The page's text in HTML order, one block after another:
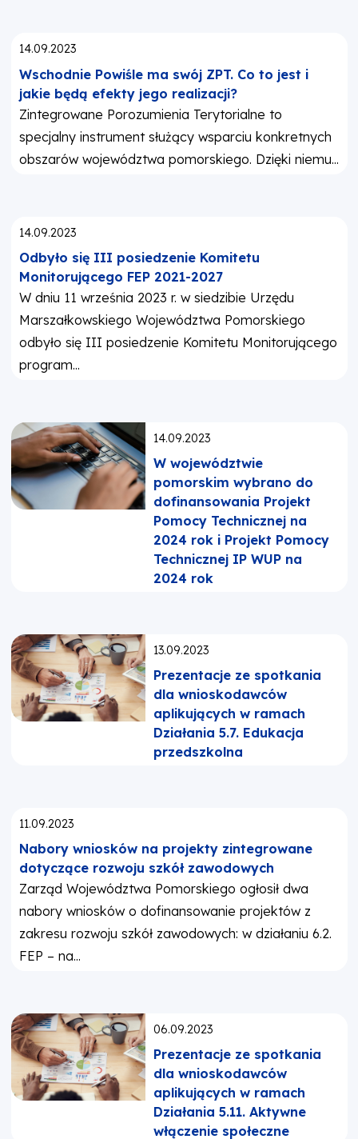
Opublikowano:
14.09.2023
Wschodnie Powiśle ma swój ZPT. Co to jest i
jakie będą efekty jego realizacji?
Zintegrowane Porozumienia Terytorialne to
specjalny instrument służący wsparciu konkretnych
obszarów województwa pomorskiego. Dzięki niemu...
Opublikowano:
14.09.2023
Odbyło się III posiedzenie Komitetu
Monitorującego FEP 2021-2027
W dniu 11 września 2023 r. w siedzibie Urzędu
Marszałkowskiego Województwa Pomorskiego
odbyło się III posiedzenie Komitetu Monitorującego
program...
Opublikowano:
14.09.2023
W województwie
pomorskim wybrano do
dofinansowania Projekt
Pomocy Technicznej na
2024 rok i Projekt Pomocy
Technicznej IP WUP na
2024 rok
Opublikowano:
13.09.2023
Prezentacje ze spotkania
dla wnioskodawców
aplikujących w ramach
Działania 5.7. Edukacja
przedszkolna
Opublikowano:
11.09.2023
Nabory wniosków na projekty zintegrowane
dotyczące rozwoju szkół zawodowych
Zarząd Województwa Pomorskiego ogłosił dwa
nabory wniosków o dofinansowanie projektów z
zakresu rozwoju szkół zawodowych: w działaniu 6.2.
FEP – na...
Opublikowano:
06.09.2023
Prezentacje ze spotkania
dla wnioskodawców
aplikujących w ramach
Działania 5.11. Aktywne
włączenie społeczne